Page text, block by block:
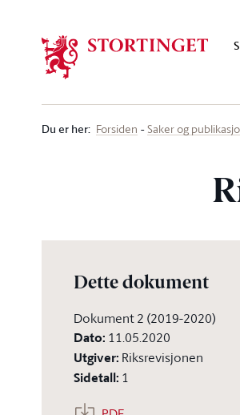
Du er her: Forsiden Saker og
Dette dokument
Dokument 2 (2019-2020)
Dato: 11.05.2020
Utgiver: Riksrevisjonen
Sidetall: 1